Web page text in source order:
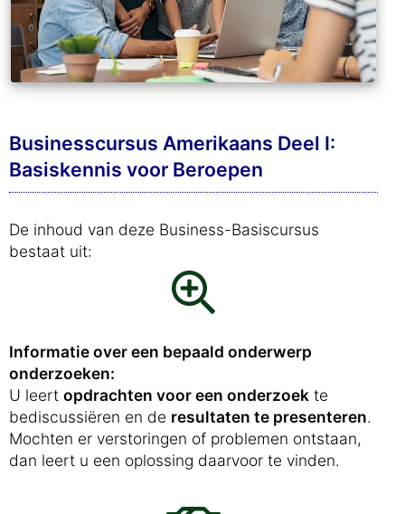
Businesscursus Amerikaans Deel I:
Basiskennis voor Beroepen
De inhoud van deze Business-Basiscursus
bestaat uit:
Informatie over een bepaald onderwerp
onderzoeken:
U leert opdrachten voor een onderzoek te
bediscussiëren en de resultaten te presenteren.
Mochten er verstoringen of problemen ontstaan,
dan leert u een oplossing daarvoor te vinden.